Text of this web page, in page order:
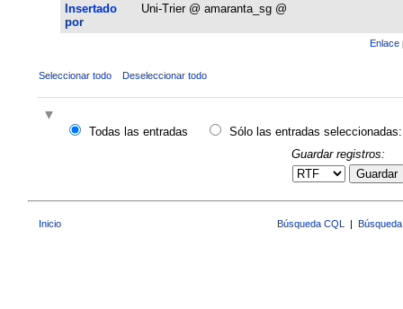
Insertado
por
Uni-Trier @ amaranta_sg @
Enlace
Seleccionar todo Deseleccionar todo
Todas las entradas
Sólo las entradas seleccionadas:
Guardar registros:
Guardar
Inicio Búsqueda CQL